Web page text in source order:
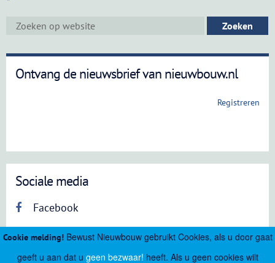
Cookie melding!Bewust Nieuwbouw gebruikt Cookies, als u door gaat
geeft u aan dat u geen bezwaar! heeft. Als u geen cookies wilt
Ontvang de nieuwsbrief van nieuwbouw.nl
Registreren
Sociale media
Facebook